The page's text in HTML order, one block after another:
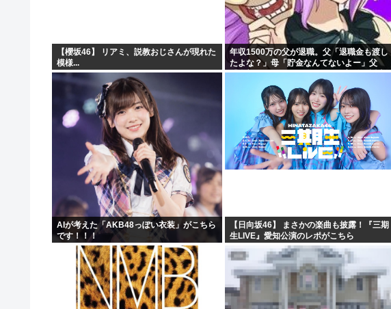
【櫻坂46】 リアミ、説教おじさんが現れた
模様...
年収1500万の父が退職。父「退職金も渡し
たよな？」母「貯金なんてないよー」父
「全部なくなったの！？」→予想外の返事
に家族騒然となり…
AIが考えた「AKB48っぽい衣装」がこちら
です！！！
【日向坂46】 まさかの楽曲も披露！『三期
生LIVE』愛知公演のレポがこちら